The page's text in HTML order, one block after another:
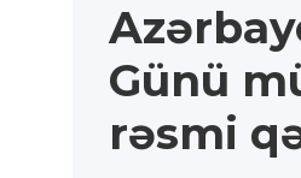
Günü
rəsmi